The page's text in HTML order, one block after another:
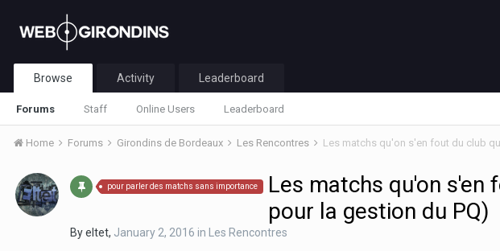
Browse
Forums Staff Online Users Leaderboard
Activity Leaderboard
Home Forums Girondins de Bordeaux Les Rencontres Les matchs qu'on s'en fout du club
pour parler des matchs sans importance
Les matchs qu'on s'en
pour la gestion du PQ)
Byeltet, January 2, 2016 in Les Rencontres